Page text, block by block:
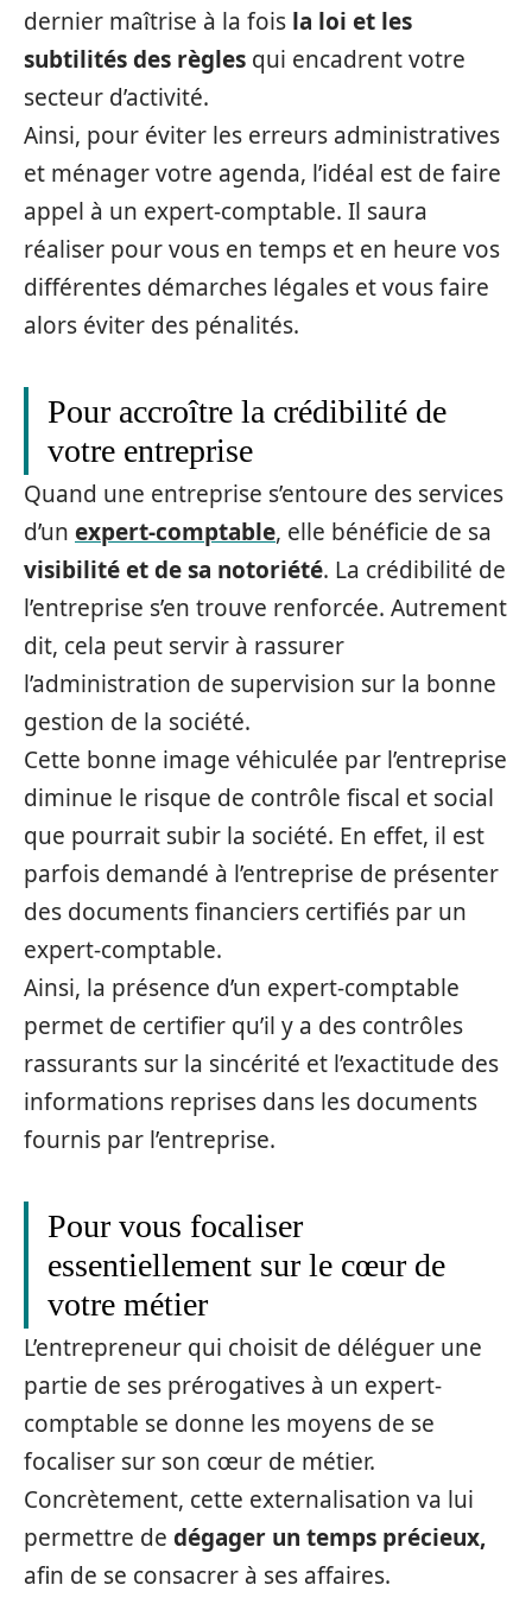
dernier maîtrise à la fois la loi et les
subtilités des règles qui encadrent votre
secteur d’activité.
Ainsi, pour éviter les erreurs administratives
et ménager votre agenda, l’idéal est de faire
appel à un expert-comptable. Il saura
réaliser pour vous en temps et en heure vos
différentes démarches légales et vous faire
alors éviter des pénalités.
Pour accroître la crédibilité de
votre entreprise
Quand une entreprise s’entoure des services
d’un expert-comptable, elle bénéficie de sa
visibilité et de sa notoriété. La crédibilité de
l’entreprise s’en trouve renforcée. Autrement
dit, cela peut servir à rassurer
l’administration de supervision sur la bonne
gestion de la société.
Cette bonne image véhiculée par l’entreprise
diminue le risque de contrôle fiscal et social
que pourrait subir la société. En effet, il est
parfois demandé à l’entreprise de présenter
des documents financiers certifiés par un
expert-comptable.
Ainsi, la présence d’un expert-comptable
permet de certifier qu’il y a des contrôles
rassurants sur la sincérité et l’exactitude des
informations reprises dans les documents
fournis par l’entreprise.
Pour vous focaliser
essentiellement sur le cœur de
votre métier
L’entrepreneur qui choisit de déléguer une
partie de ses prérogatives à un expert-
comptable se donne les moyens de se
focaliser sur son cœur de métier.
Concrètement, cette externalisation va lui
permettre de dégager un temps précieux,
afin de se consacrer à ses affaires.